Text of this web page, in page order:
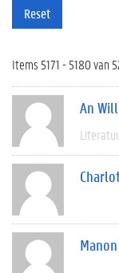
Reset
Items 5171 - 5180 van
An